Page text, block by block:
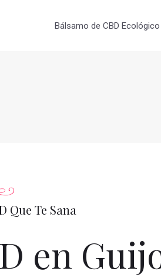
Bálsamo de CBD
Que Te Sana
en